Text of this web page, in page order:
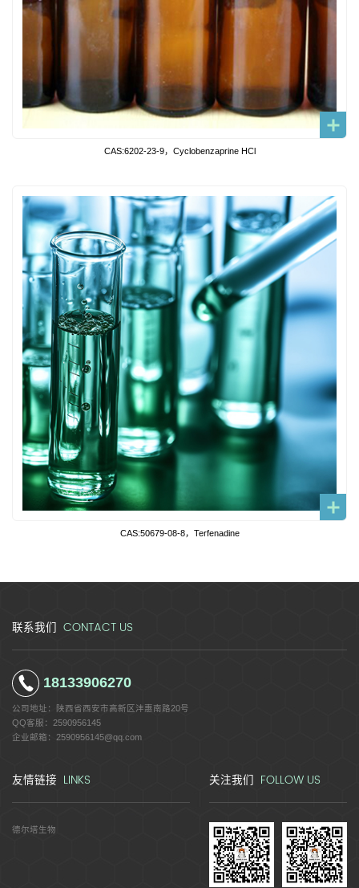
CAS:6202-23-9，Cyclobenzaprine HCl
CAS:50679-08-8，Terfenadine
联系我们 CONTACT US
18133906270
公司地址：
陕西省西安市高新区沣惠南路20号
QQ客服： 2590956145
企业邮箱： 2590956145@qq.com
友情链接 LINKS
德尔塔生物
关注我们 FOLLOW US